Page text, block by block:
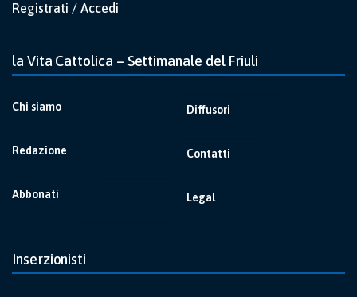
Registrati / Accedi
la Vita Cattolica – Settimanale del Friuli
Chi siamo
Redazione
Abbonati
Diffusori
Contatti
Legal
Inserzionisti